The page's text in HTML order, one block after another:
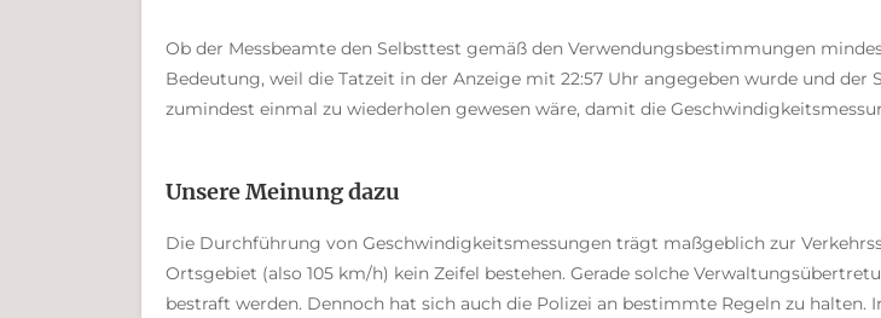
Ob der Messbeamte den Selbsttest gemäß den Verwendungsbestimmungen
Bedeutung, weil die Tatzeit in der Anzeige mit 22:57 Uhr angegeben wurde und
zumindest einmal zu wiederholen gewesen wäre, damit die
Unsere Meinung dazu
Die Durchführung von Geschwindigkeitsmessungen trägt maßgeblich zur
Ortsgebiet (also 105 km/h) kein Zeifel bestehen. Gerade solche
bestraft werden. Dennoch hat sich auch die Polizei an bestimmte Regeln zu